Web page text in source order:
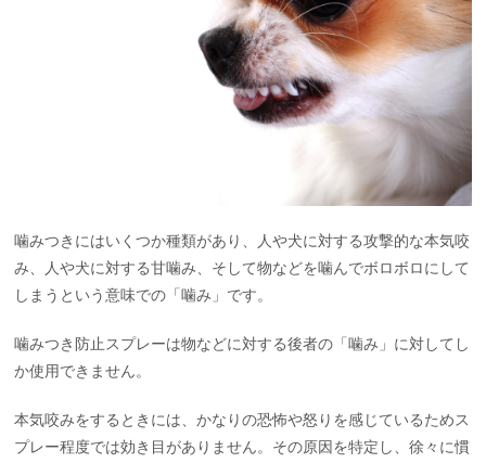
噛みつきにはいくつか種類があり、人や犬に対する攻撃的な本気咬
み、人や犬に対する甘噛み、そして物などを噛んでボロボロにして
しまうという意味での「噛み」です。
噛みつき防止スプレーは物などに対する後者の「噛み」に対してし
か使用できません。
本気咬みをするときには、かなりの恐怖や怒りを感じているためス
プレー程度では効き目がありません。その原因を特定し、徐々に慣